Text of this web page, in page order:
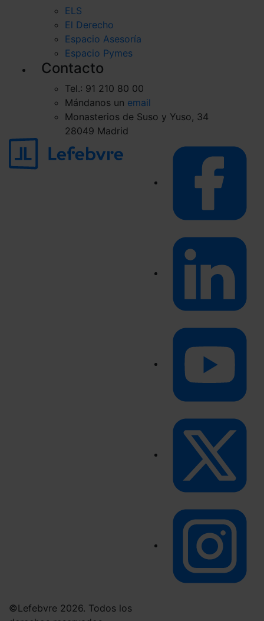
ELS
El Derecho
Espacio Asesoría
Espacio Pymes
Contacto
Tel.: 91 210 80 00
Mándanos un email
Monasterios de Suso y Yuso, 34
28049 Madrid
©Lefebvre 2026. Todos los